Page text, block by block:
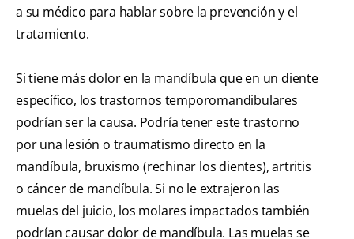
a su médico para hablar sobre la prevención y el
tratamiento.
Si tiene más dolor en la mandíbula que en un diente
específico, los trastornos temporomandibulares
podrían ser la causa. Podría tener este trastorno
por una lesión o traumatismo directo en la
mandíbula, bruxismo (rechinar los dientes), artritis
o cáncer de mandíbula. Si no le extrajeron las
muelas del juicio, los molares impactados también
podrían causar dolor de mandíbula. Las muelas se